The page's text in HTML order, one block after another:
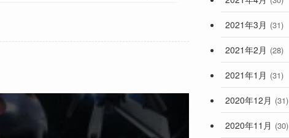
2021年3月 (31)
2021年2月 (28)
2021年1月 (31)
2020年12月 (31)
2020年11月 (30)